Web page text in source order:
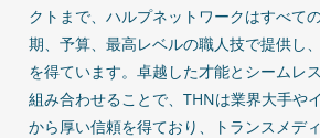
クトまで、ハルプネットワークはすべて
期、予算、最高レベルの職人技で提供し
を得ています。卓越した才能とシームレ
組み合わせることで、THNは業界大手や
から厚い信頼を得ており、トランスメデ